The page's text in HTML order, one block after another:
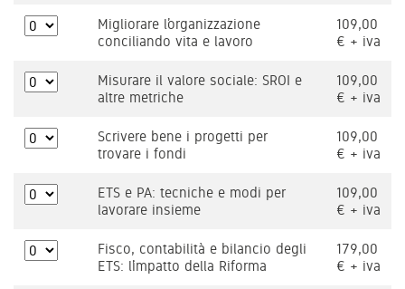
Migliorare l’organizzazione
conciliando vita e lavoro
109,00
€ + iva
Misurare il valore sociale: SROI e
altre metriche
109,00
€ + iva
Scrivere bene i progetti per
trovare i fondi
109,00
€ + iva
ETS e PA: tecniche e modi per
lavorare insieme
109,00
€ + iva
Fisco, contabilità e bilancio degli
ETS: l’impatto della Riforma
179,00
€ + iva